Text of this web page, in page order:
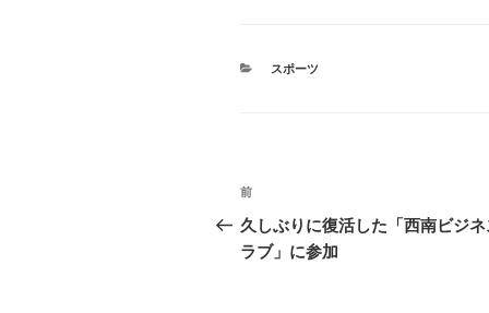
e
b
カ
スポーツ
投
稿
ナ
過
去
の
前
久しぶりに復活した「西南ビジネ
ラブ」に参加